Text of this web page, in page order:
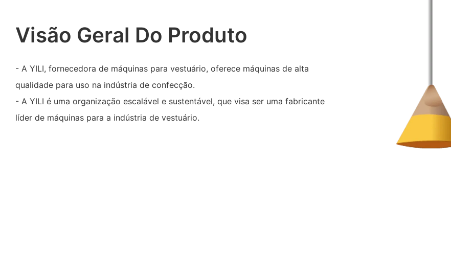
Visão Geral Do Produto
- A YILI, fornecedora de máquinas para vestuário, oferece máquinas de alta
qualidade para uso na indústria de confecção.
- A YILI é uma organização escalável e sustentável, que visa ser uma fabricante
líder de máquinas para a indústria de vestuário.